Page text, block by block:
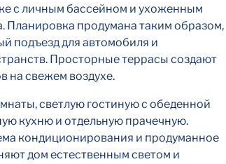
с личным бассейном и ухоженным
Планировка продумана таким образом,
подъезд для автомобиля и
Просторные террасы создают
на свежем воздухе.
светлую гостиную с обеденной
кухню и отдельную прачечную.
кондиционирования и продуманное
дом естественным светом и